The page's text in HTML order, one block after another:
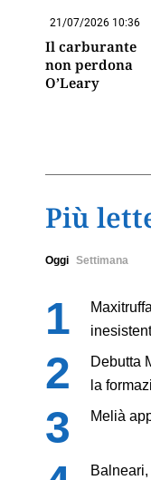
21/07/2026 10:36
Il carburante
non perdona
O’Leary
Più
Oggi Settimana
Debutta
la
Melià